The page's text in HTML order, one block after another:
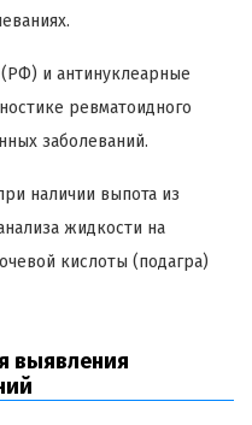
и антинуклеарные
ревматоидного
заболеваний.
наличии выпота из
жидкости на
кислоты (подагра)
выявления